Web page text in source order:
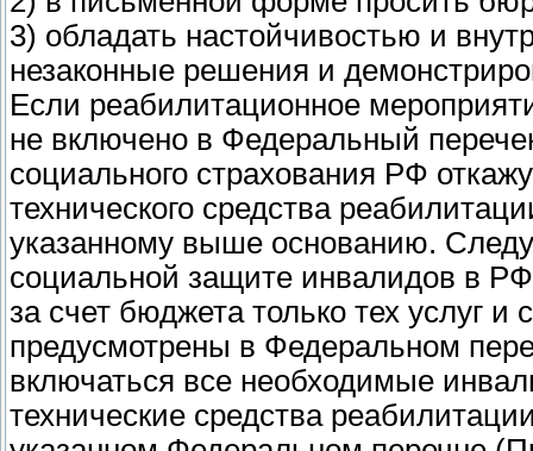
3) обладать настойчивостью и
незаконные решения и
Если реабилитационное
не включено в Федеральный
социального страхования РФ
технического средства
указанному выше основанию.
социальной защите инвалидов в
за счет бюджета только тех услуг
предусмотрены в Федеральном
включаться все необходимые
технические средства